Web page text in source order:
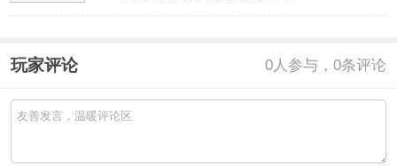
玩家评论 0人参与，0条评论